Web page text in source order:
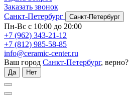
Заказать звонок
Санкт-Петербург
Санкт-Петербург
Пн-Вс с 10:00 до 20:00
+7 (962) 343-21-12
+7 (812) 985-58-85
info@ceramic-center.ru
Ваш город Санкт-Петербург, верно?
Да Нет